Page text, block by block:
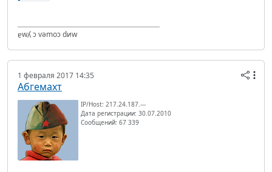
ɐwʎ ɔ vǝmоɔ dиw
1 февраля 2017 14:35
Абгемахт
IP/Host: 217.24.187.---
Дата регистрации: 30.07.2010
Сообщений: 67 339